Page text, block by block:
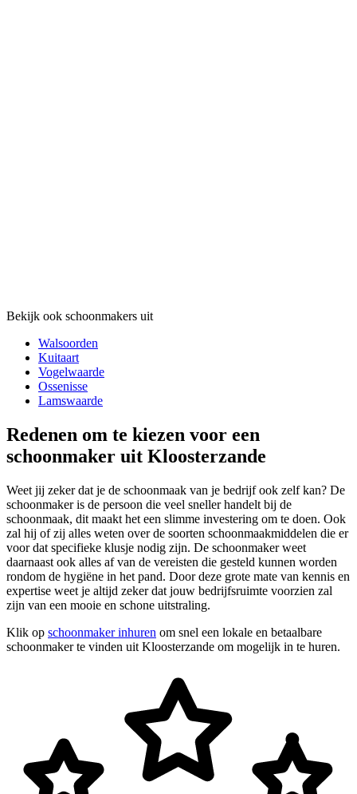
Bekijk ook schoonmakers uit
Walsoorden
Kuitaart
Vogelwaarde
Ossenisse
Lamswaarde
Redenen om te kiezen voor een
schoonmaker uit Kloosterzande
Weet jij zeker dat je de schoonmaak van je bedrijf ook zelf kan? De
schoonmaker is de persoon die veel sneller handelt bij de
schoonmaak, dit maakt het een slimme investering om te doen. Ook
zal hij of zij alles weten over de soorten schoonmaakmiddelen die er
voor dat specifieke klusje nodig zijn. De schoonmaker weet
daarnaast ook alles af van de vereisten die gesteld kunnen worden
rondom de hygiëne in het pand. Door deze grote mate van kennis en
expertise weet je altijd zeker dat jouw bedrijfsruimte voorzien zal
zijn van een mooie en schone uitstraling.
Klik op schoonmaker inhuren om snel een lokale en betaalbare
schoonmaker te vinden uit Kloosterzande om mogelijk in te huren.